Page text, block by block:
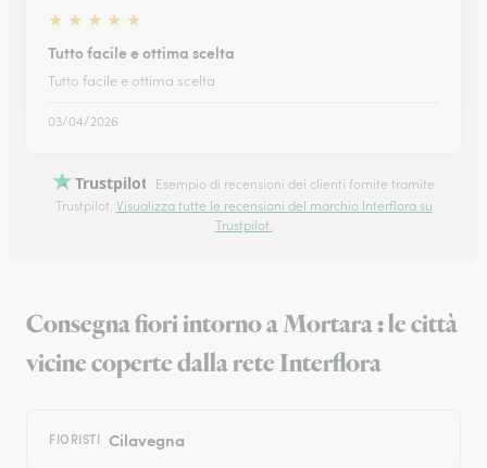
★ ★ ★ ★ ★
Tutto facile e ottima scelta
Tutto facile e ottima scelta
03/04/2026
Trustpilot
Esempio di recensioni dei clienti fornite tramite
Trustpilot. Visualizza tutte le recensioni del marchio Interflora su
Trustpilot.
Consegna fiori intorno a Mortara : le città
vicine coperte dalla rete Interflora
FIORISTI Cilavegna